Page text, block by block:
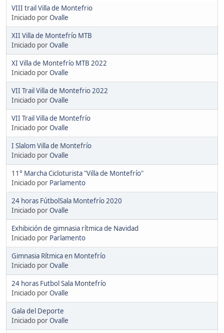
VIII trail Villa de Montefrio
Iniciado porOvalle
XII Villa de Montefrío MTB
Iniciado porOvalle
XI Villa de Montefrío MTB 2022
Iniciado porOvalle
VII Trail Villa de Montefrio 2022
Iniciado porOvalle
VII Trail Villa de Montefrío
Iniciado porOvalle
I Slalom Villa de Montefrío
Iniciado porOvalle
11° Marcha Cicloturista "Villa de Montefrío"
Iniciado por Parlamento
24 horas FútbolSala Montefrío 2020
Iniciado porOvalle
Exhibición de gimnasia rítmica de Navidad
Iniciado por Parlamento
Gimnasia Rítmica en Montefrío
Iniciado porOvalle
24 horas Futbol Sala Montefrío
Iniciado porOvalle
Gala del Deporte
Iniciado porOvalle